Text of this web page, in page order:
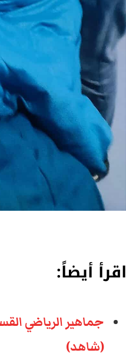
اقرأ أيضاً:
جماهير الرياضي
(شاهد)